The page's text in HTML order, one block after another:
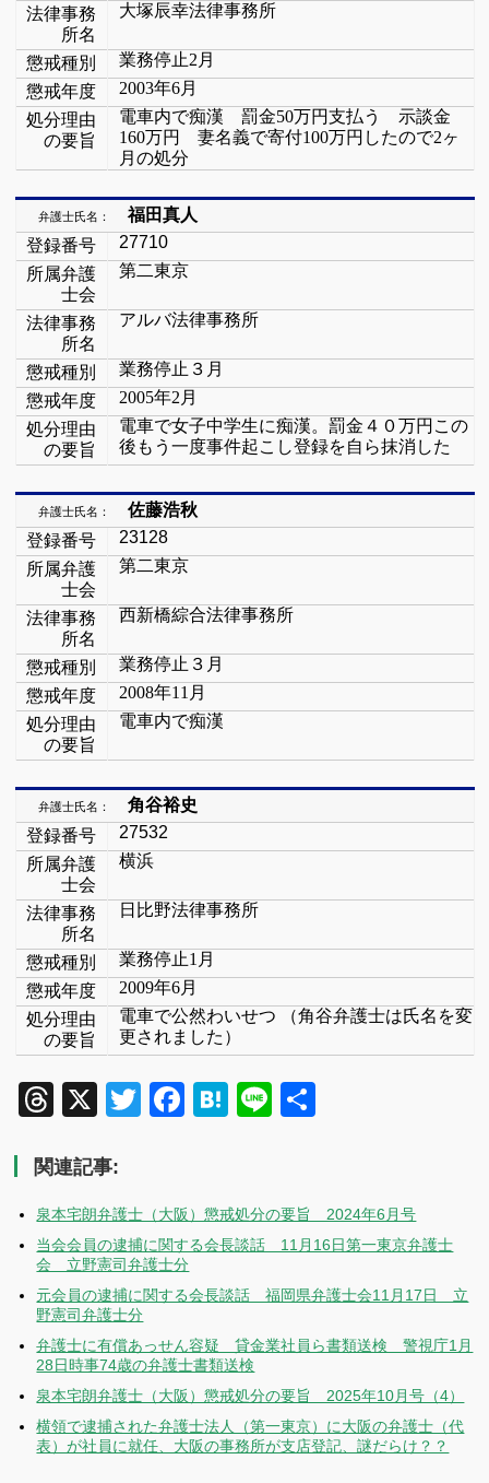
法律事務
所名
大塚辰幸法律事務所
懲戒種別 業務停止2 月
懲戒年度
2003年6月
処分理由
の要旨
電車内で痴漢 罰金50万円支払う 示談金
160万円 妻名義で寄付100万円したので2ヶ
月の処分
弁護士氏名：
福田真人
登録番号
27710
所属弁護
士会
第二東京
法律事務
所名
アルバ法律事務所
懲戒種別
業務停止３月
懲戒年度
2005年2 月
処分理由
の要旨
電車で女子中学生に痴漢。罰金４０万円この
後もう一度事件起こし登録を自ら抹消した
弁護士氏名：
佐藤浩秋
登録番号
23128
所属弁護
士会
第二東京
法律事務
所名
西新橋綜合法律事務所
懲戒種別
業務停止３月
懲戒年度
2008年11 月
処分理由
の要旨
電車内で痴漢
弁護士氏名：
角谷裕史
登録番号
27532
所属弁護
士会
横浜
法律事務
所名
日比野法律事務所
懲戒種別 業務停止1 月
懲戒年度
2009年6月
処分理由
の要旨
電車で公然わいせつ （角谷弁護士は氏名を変
更されました）
Threads
X TwitterFacebook
Hatena
Line
関連記事:
泉本宅朗弁護士（大阪）懲戒処分の要旨 2024年6月号
当会会員の逮捕に関する会長談話 11月16日第一東京弁護士
会 立野憲司弁護士分
元会員の逮捕に関する会長談話 福岡県弁護士会11月17日 立
野憲司弁護士分
弁護士に有償あっせん容疑 貸金業社員ら書類送検 警視庁1月
28日時事74歳の弁護士書類送検
泉本宅朗弁護士（大阪）懲戒処分の要旨 2025年10月号（4）
横領で逮捕された弁護士法人（第一東京）に大阪の弁護士（代
表）が社員に就任、大阪の事務所が支店登記、謎だらけ？？